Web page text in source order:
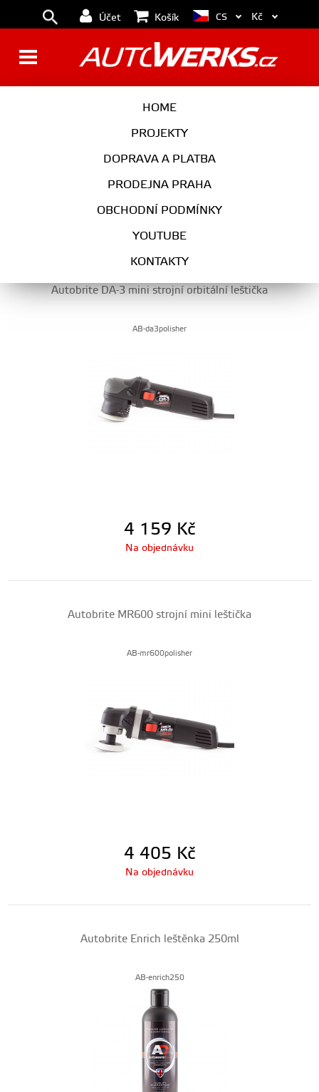
Účet Košík
HOME
PROJEKTY
DOPRAVA A PLATBA
PRODEJNA PRAHA
OBCHODNÍ PODMÍNKY
YOUTUBE
KONTAKTY
CS Kč
LEŠTĚNKY, STROJNÍ LEŠTIČKY
A PŘÍSLUŠENSTVÍ
LEŠTĚNKY, STROJNÍ LEŠTIČKY A PŘÍSLUŠENSTVÍ
Autobrite DA-3 mini strojní orbitální leštička
AB-da3polisher
4 159 Kč
Na objednávku
Autobrite MR600 strojní mini leštička
AB-mr600polisher
4 405 Kč
Na objednávku
Autobrite Enrich leštěnka 250ml
AB-enrich250